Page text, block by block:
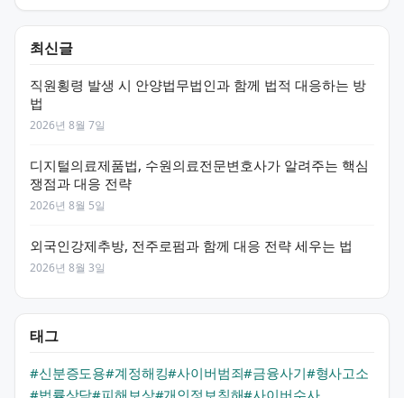
최신글
직원횡령 발생 시 안양법무법인과 함께 법적 대응하는 방
법
2026년 8월 7일
디지털의료제품법, 수원의료전문변호사가 알려주는 핵심
쟁점과 대응 전략
2026년 8월 5일
외국인강제추방, 전주로펌과 함께 대응 전략 세우는 법
2026년 8월 3일
태그
#신분증도용#계정해킹#사이버범죄#금융사기#형사고소
#법률상담#피해보상#개인정보침해#사이버수사